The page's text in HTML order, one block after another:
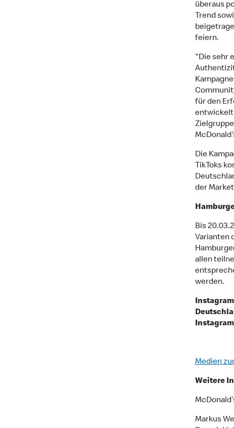
überaus
Trend
feiern.
"Die sehr
für den
entwickelt
Die
TikToks
der
Bis
Varianten
allen
werden.
Medien
Weitere
Markus